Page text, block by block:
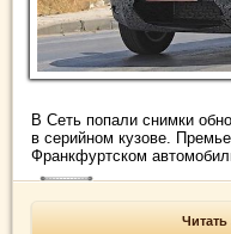
В Сеть попали снимки
в серийном кузове.
Франкфуртском